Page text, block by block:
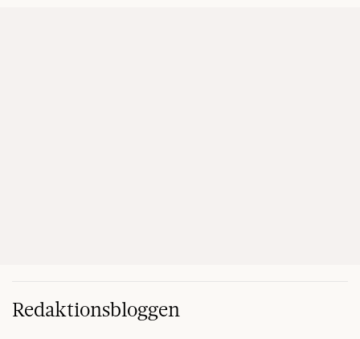
Redaktionsbloggen